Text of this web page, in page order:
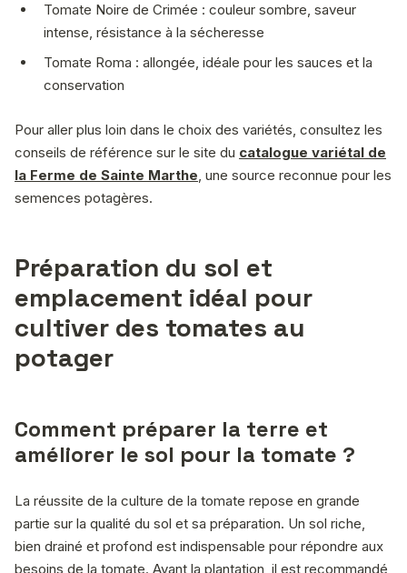
Tomate Noire de Crimée : couleur sombre, saveur
intense, résistance à la sécheresse
Tomate Roma : allongée, idéale pour les sauces et la
conservation
Pour aller plus loin dans le choix des variétés, consultez les
conseils de référence sur le site du catalogue variétal de
la Ferme de Sainte Marthe, une source reconnue pour les
semences potagères.
Préparation du sol et
emplacement idéal pour
cultiver des tomates au
potager
Comment préparer la terre et
améliorer le sol pour la tomate ?
La réussite de la culture de la tomate repose en grande
partie sur la qualité du sol et sa préparation. Un sol riche,
bien drainé et profond est indispensable pour répondre aux
besoins de la tomate. Avant la plantation, il est recommandé